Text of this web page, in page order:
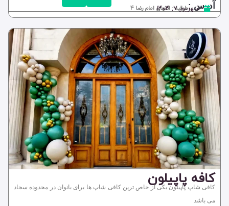
طرقبه - انتهای امام رضا 4آدرس :شهریور ۷, ۱۴۰۴
کافه پاپیلون
کافی شاپ پاپیلون یکی از خاص ترین کافی شاپ ها برای بانوان در محدوده سجاد
می باشد